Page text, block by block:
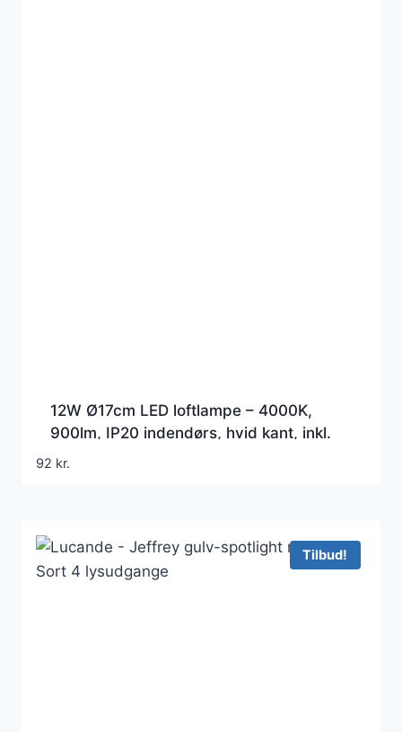
12W Ø17cm LED loftlampe – 4000K,
900lm, IP20 indendørs, hvid kant, inkl.
lyskilde
92 kr.
Tilbud!